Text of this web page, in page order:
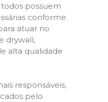
possuem
conforme
atuar no
drywall,
alta qualidade
responsáveis,
pelo